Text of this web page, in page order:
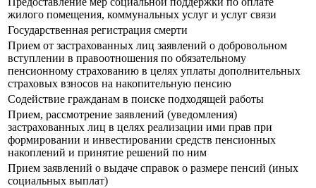
жилого помещения, коммунальных услуг и услуг связи
Государственная регистрация смерти
Прием от застрахованных лиц заявлений о добровольном
вступлении в правоотношения по обязательному
пенсионному страхованию в целях уплаты дополнительных
страховых взносов на накопительную пенсию
Содействие гражданам в поиске подходящей работы
Прием, рассмотрение заявлений (уведомления)
застрахованных лиц в целях реализации ими прав при
формировании и инвестировании средств пенсионных
накоплений и принятие решений по ним
Прием заявлений о выдаче справок о размере пенсий (иных
социальных выплат)